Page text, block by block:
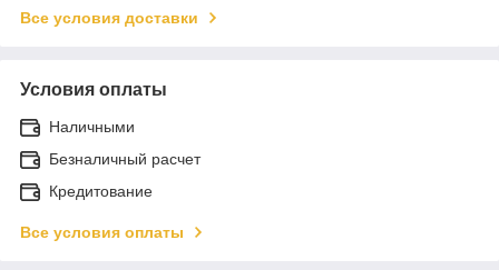
Все условия доставки
Условия оплаты
Наличными
Безналичный расчет
Кредитование
Все условия оплаты